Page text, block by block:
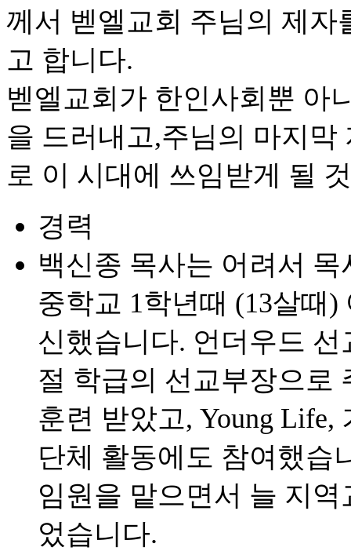
께서 벧엘교회 주님의 제
고 합니다.
벧엘교회가 한인사회뿐 아
을 드러내고,주님의 마지
로 이 시대에 쓰임받게 될
경력
백신종 목사는 어려서
중학교 1학년때 (13살때
신했습니다. 언더우드
절 학급의 선교부장으로
훈련 받았고, Young
단체 활동에도 참여했습
임원을 맡으면서 늘 지
었습니다.